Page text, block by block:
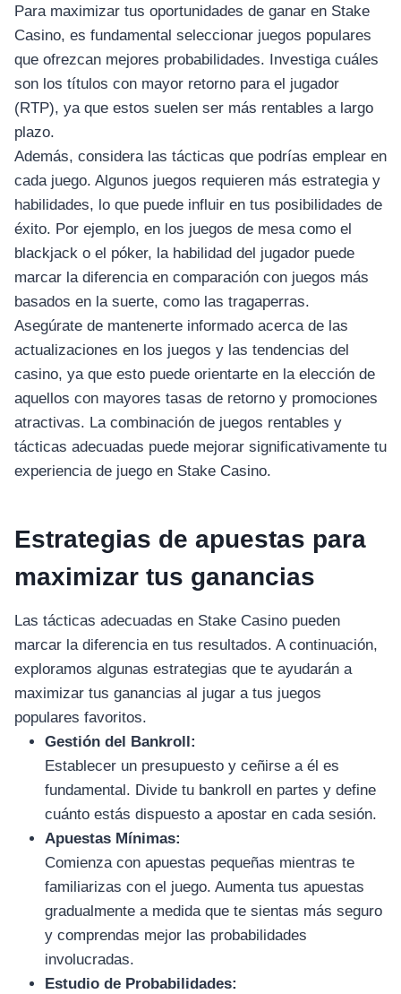
Para maximizar tus oportunidades de ganar en Stake
Casino, es fundamental seleccionar juegos populares
que ofrezcan mejores probabilidades. Investiga cuáles
son los títulos con mayor retorno para el jugador
(RTP), ya que estos suelen ser más rentables a largo
plazo.
Además, considera las tácticas que podrías emplear en
cada juego. Algunos juegos requieren más estrategia y
habilidades, lo que puede influir en tus posibilidades de
éxito. Por ejemplo, en los juegos de mesa como el
blackjack o el póker, la habilidad del jugador puede
marcar la diferencia en comparación con juegos más
basados en la suerte, como las tragaperras.
Asegúrate de mantenerte informado acerca de las
actualizaciones en los juegos y las tendencias del
casino, ya que esto puede orientarte en la elección de
aquellos con mayores tasas de retorno y promociones
atractivas. La combinación de juegos rentables y
tácticas adecuadas puede mejorar significativamente tu
experiencia de juego en Stake Casino.
Estrategias de apuestas para
maximizar tus ganancias
Las tácticas adecuadas en Stake Casino pueden
marcar la diferencia en tus resultados. A continuación,
exploramos algunas estrategias que te ayudarán a
maximizar tus ganancias al jugar a tus juegos
populares favoritos.
Gestión del Bankroll:
Establecer un presupuesto y ceñirse a él es
fundamental. Divide tu bankroll en partes y define
cuánto estás dispuesto a apostar en cada sesión.
Apuestas Mínimas:
Comienza con apuestas pequeñas mientras te
familiarizas con el juego. Aumenta tus apuestas
gradualmente a medida que te sientas más seguro
y comprendas mejor las probabilidades
involucradas.
Estudio de Probabilidades: